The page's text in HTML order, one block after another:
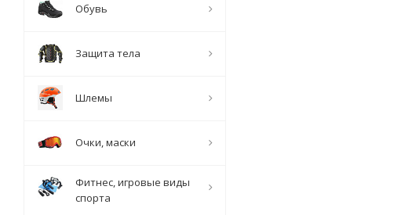
Обувь
Защита тела
Шлемы
Очки, маски
Фитнес, игровые виды
спорта